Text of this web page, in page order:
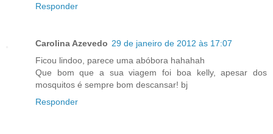
Responder
Carolina Azevedo 29 de janeiro de 2012 às 17:07
Ficou lindoo, parece uma abóbora hahahah
Que bom que a sua viagem foi boa kelly, apesar dos
mosquitos é sempre bom descansar! bj
Responder